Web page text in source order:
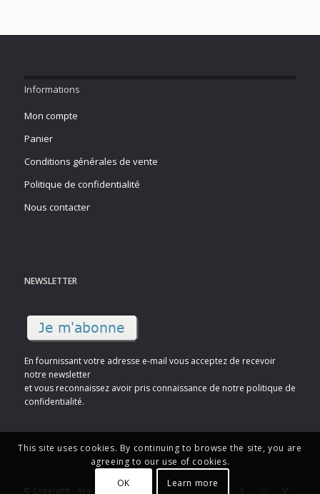
Informations
Mon compte
Panier
Conditions générales de vente
Politique de confidentialité
Nous contacter
NEWSLETTER
En fournissant votre adresse e-mail vous acceptez de recevoir
notre newsletter
et vous reconnaissez avoir pris connaissance de notre politique de
confidentialité.
© Copyright - Axe Sud
This site uses cookies. By continuing to browse the site, you are
agreeing to our use of cookies.
OK
Learn more